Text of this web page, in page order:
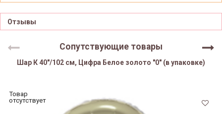
Отзывы
Сопутствующие товары
Шар К 40"/102 см, Цифра Белое золото "0" (в упаковке)
Товар
отсутствует